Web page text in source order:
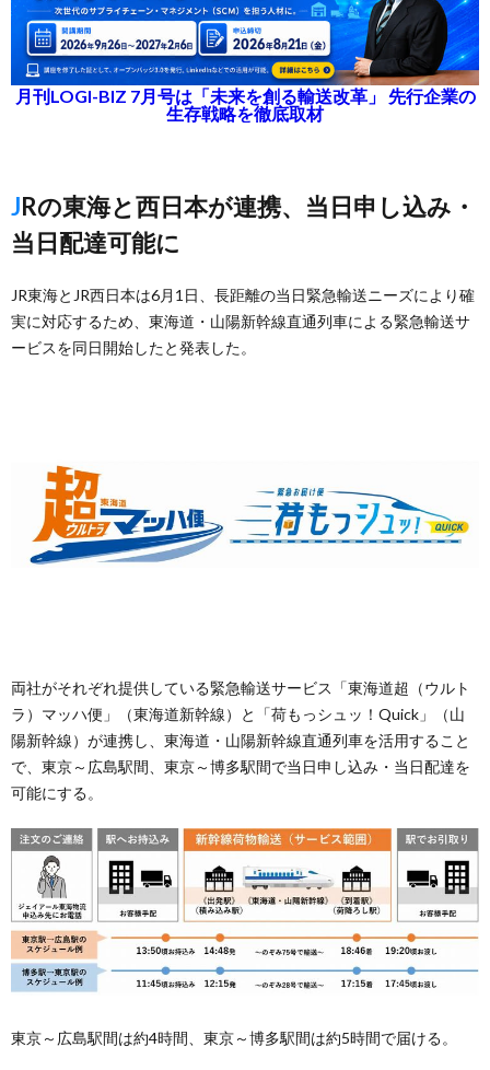
月刊LOGI-BIZ 7月号は「未来を創る輸送改革」 先行企業の
生存戦略を徹底取材
JRの東海と西日本が連携、当日申し込み・
当日配達可能に
JR東海とJR西日本は6月1日、長距離の当日緊急輸送ニーズにより確
実に対応するため、東海道・山陽新幹線直通列車による緊急輸送サ
ービスを同日開始したと発表した。
両社がそれぞれ提供している緊急輸送サービス「東海道超（ウルト
ラ）マッハ便」（東海道新幹線）と「荷もっシュッ！Quick」（山
陽新幹線）が連携し、東海道・山陽新幹線直通列車を活用すること
で、東京～広島駅間、東京～博多駅間で当日申し込み・当日配達を
可能にする。
東京～広島駅間は約4時間、東京～博多駅間は約5時間で届ける。